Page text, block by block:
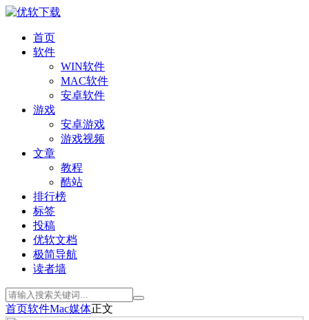
首页
软件
WIN软件
MAC软件
安卓软件
游戏
安卓游戏
游戏视频
文章
教程
酷站
排行榜
标签
投稿
优软文档
极简导航
读者墙
首页软件Mac媒体正文